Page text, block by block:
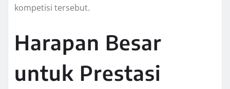
kompetisi tersebut.
Harapan Besar
untuk Prestasi